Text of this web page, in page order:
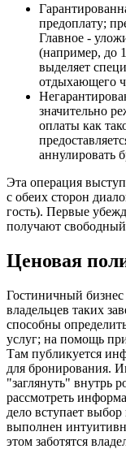
предоплату;
Главное -
(например, до
выделяет
отдыхающего
значительно
оплаты как
аннулировать
Эта операция
с обеих сторон
гость). Первые
получают
Ценовая
Гостиничный
владельцев таких
способны
услуг; на помощь
Там публикуется
для бронирования.
"заглянуть" внутрь
рассмотреть
дело вступает
выполнен
этом заботятся